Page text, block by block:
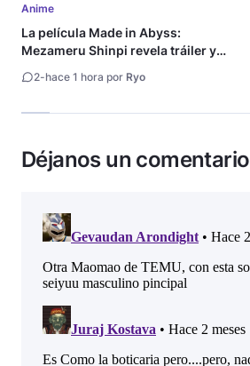
Anime
La película Made in Abyss:
Mezameru Shinpi revela tráiler y
2-hace 1 hora por Ryo
Déjanos un comentario